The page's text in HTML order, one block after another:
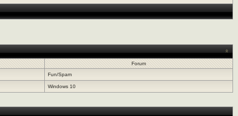
Forum
Fun/Spam
Windows 10